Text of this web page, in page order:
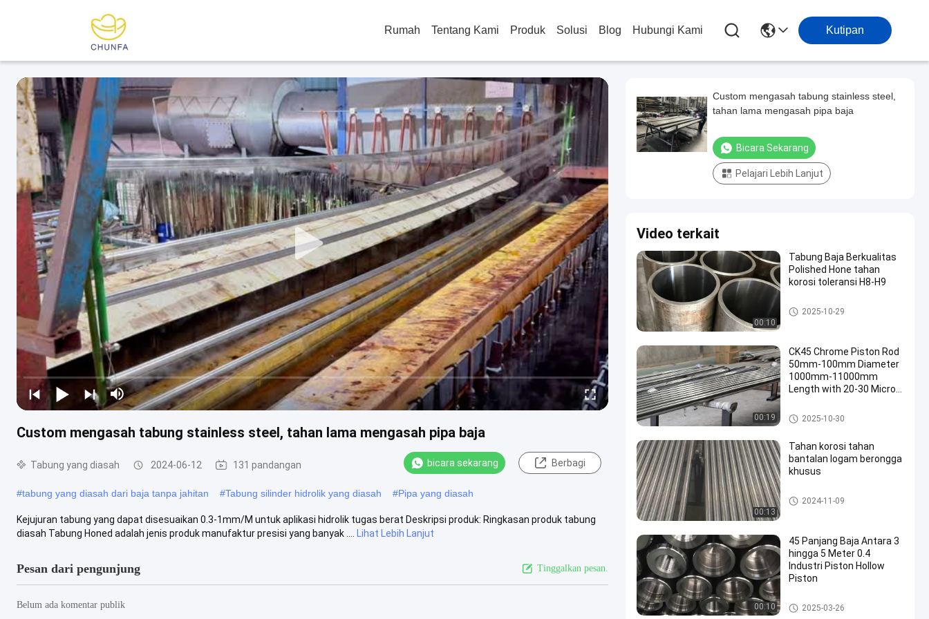
Rumah Tentang Kami Produk Solusi Blog Hubungi Kami Kutipan
Custom mengasah tabung stainless steel, tahan lama mengasah pipa baja
Tabung yang diasah 2024-06-12 131 pandangan bicara sekarang Berbagi
#tabung yang diasah dari baja tanpa jahitan #Tabung silinder hidrolik yang diasah #Pipa yang diasah
Kejujuran tabung yang dapat disesuaikan 0.3-1mm/M untuk aplikasi hidrolik tugas berat Deskripsi produk: Ringkasan produk tabung
diasah Tabung Honed adalah jenis produk manufaktur presisi yang banyak ....
Lihat Lebih Lanjut
Pesan dari pengunjung Tinggalkan pesan.
Belum ada komentar publik
Custom mengasah tabung stainless steel,
tahan lama mengasah pipa baja
Bicara Sekarang
Pelajari Lebih Lanjut
Video terkait
00:10
Tabung Baja Berkualitas
Polished Hone tahan
korosi toleransi H8-H9
Tabung yang diasah
2025-10-29
00:19
CK45 Chrome Piston Rod
50mm-100mm Diameter
1000mm-11000mm
Length with 20-30 Micron
Batang piston krom
2025-10-30
00:13
Tahan korosi tahan
bantalan logam berongga
khusus
Batang Logam Berongga
2024-11-09
00:10
45 Panjang Baja Antara 3
hingga 5 Meter 0.4
Industri Piston Hollow
Piston
Batang Piston Berongga
2025-03-26